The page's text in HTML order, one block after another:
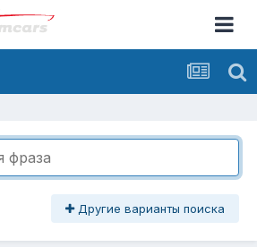
Другие варианты поиска